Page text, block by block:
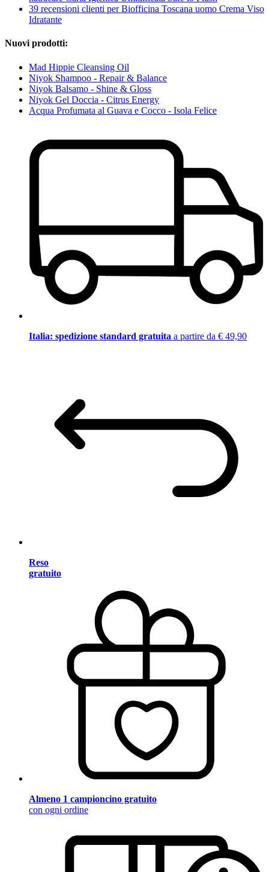
39 recensioni clienti per Biofficina Toscana uomo Crema Viso
Idratante
Nuovi prodotti:
Mad Hippie Cleansing Oil
Niyok Shampoo - Repair & Balance
Niyok Balsamo - Shine & Gloss
Niyok Gel Doccia - Citrus Energy
Acqua Profumata al Guava e Cocco - Isola Felice
Italia: spedizione standard gratuita a partire da € 49,90
Reso
gratuito
Almeno 1 campioncino gratuito
con ogni ordine